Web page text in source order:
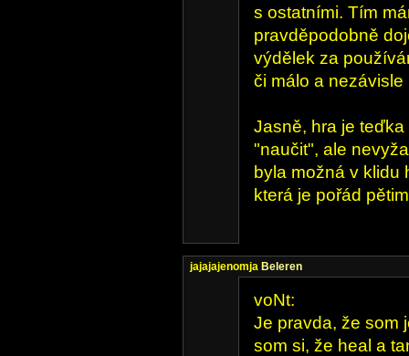
s ostatními. Tím
pravděpodobně
výdělek za
či málo a
Jasně, hra je
"naučit", ale
byla možná v klidu
která je pořád
jajajajenomja Beleren
voNt:
Je pravda, že som
som si, že heal a